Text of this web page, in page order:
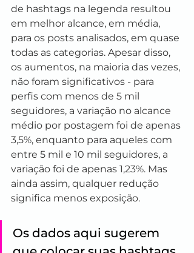
de hashtags na legenda resultou
em melhor alcance, em média,
para os posts analisados, em quase
todas as categorias. Apesar disso,
os aumentos, na maioria das vezes,
não foram significativos - para
perfis com menos de 5 mil
seguidores, a variação no alcance
médio por postagem foi de apenas
3,5%, enquanto para aqueles com
entre 5 mil e 10 mil seguidores, a
variação foi de apenas 1,23%. Mas
ainda assim, qualquer redução
significa menos exposição.
Os dados aqui sugerem